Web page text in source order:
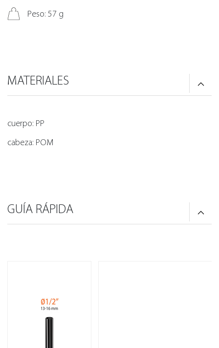
Peso: 57 g
MATERIALES
cuerpo: PP
cabeza: POM
GUÍA RÁPIDA